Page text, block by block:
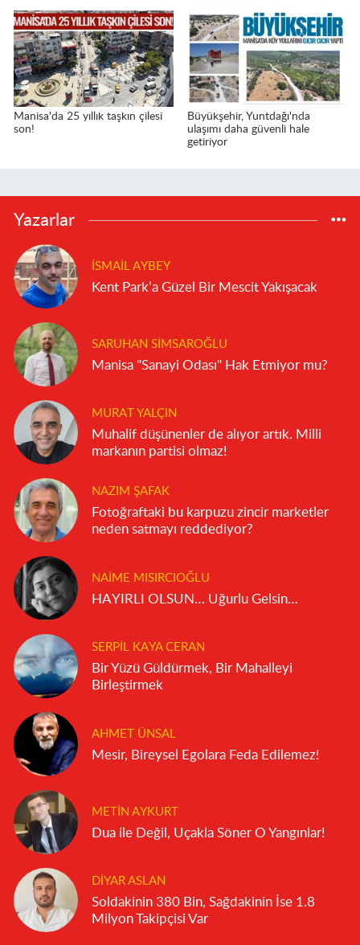
Manisa'da 25 yıllık taşkın çilesi
son!
Büyükşehir, Yuntdağı'nda
ulaşımı daha güvenli hale
getiriyor
Yazarlar
İSMAIL AYBEY
Kent Park’a Güzel Bir Mescit Yakışacak
SARUHAN SIMSAROĞLU
Manisa "Sanayi Odası" Hak Etmiyor mu?
MURAT YALÇIN
Muhalif düşünenler de alıyor artık. Milli
markanın partisi olmaz!
NAZIM ŞAFAK
Fotoğraftaki bu karpuzu zincir marketler
neden satmayı reddediyor?
NAIME MISIRCIOĞLU
HAYIRLI OLSUN… Uğurlu Gelsin…
SERPIL KAYA CERAN
Bir Yüzü Güldürmek, Bir Mahalleyi
Birleştirmek
AHMET ÜNSAL
Mesir, Bireysel Egolara Feda Edilemez!
METIN AYKURT
Dua ile Değil, Uçakla Söner O Yangınlar!
DIYAR ASLAN
Soldakinin 380 Bin, Sağdakinin İse 1.8
Milyon Takipçisi Var